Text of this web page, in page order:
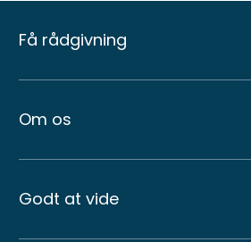
sider
Få rådgivning
Om os
Godt at vide